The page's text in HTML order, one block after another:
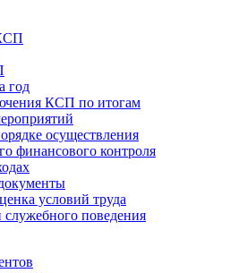
год
КСП по итогам
осуществления
финансового контроля
условий труда
служебного поведения